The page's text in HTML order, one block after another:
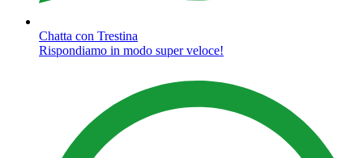
Chatta con Trestina
Rispondiamo in modo super veloce!